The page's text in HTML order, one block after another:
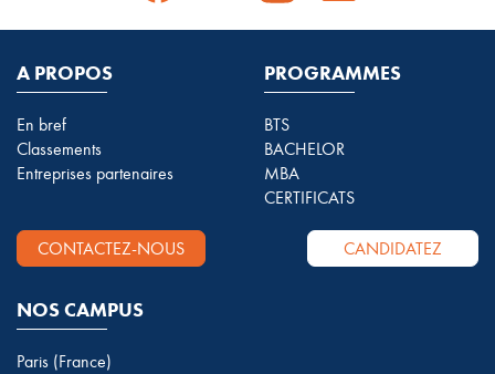
A PROPOS
En bref
Classements
Entreprises partenaires
PROGRAMMES
BTS
BACHELOR
MBA
CERTIFICATS
CONTACTEZ-NOUS CANDIDATEZ
NOS CAMPUS
Paris (France)